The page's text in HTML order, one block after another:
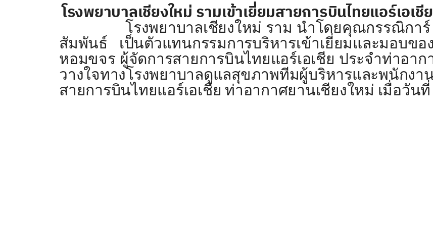
โรงพยาบาลเชียงใหม่ รามเข้าเยี่ยมสายการบินไทยแอร์เอเ
โรงพยาบาลเชียงใหม่ ราม นำโดยคุณกรรณิการ์ ช
สัมพันธ์ เป็นตัวแทนกรรมการบริหารเข้าเยี่ยมและมอบข
หอมขจร ผู้จัดการสายการบินไทยแอร์เอเชีย ประจำท่าอา
วางใจทางโรงพยาบาลดูแลสุขภาพทีมผู้บริหารและพนัก
สายการบินไทยแอร์เอเชีย ท่าอากาศยานเชียงใหม่ เมื่อวัน